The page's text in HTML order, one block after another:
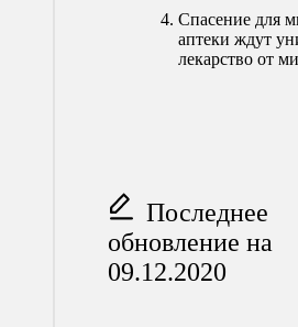
Спасение для
аптеки ждут
лекарство от
Последнее
обновление на
09.12.2020